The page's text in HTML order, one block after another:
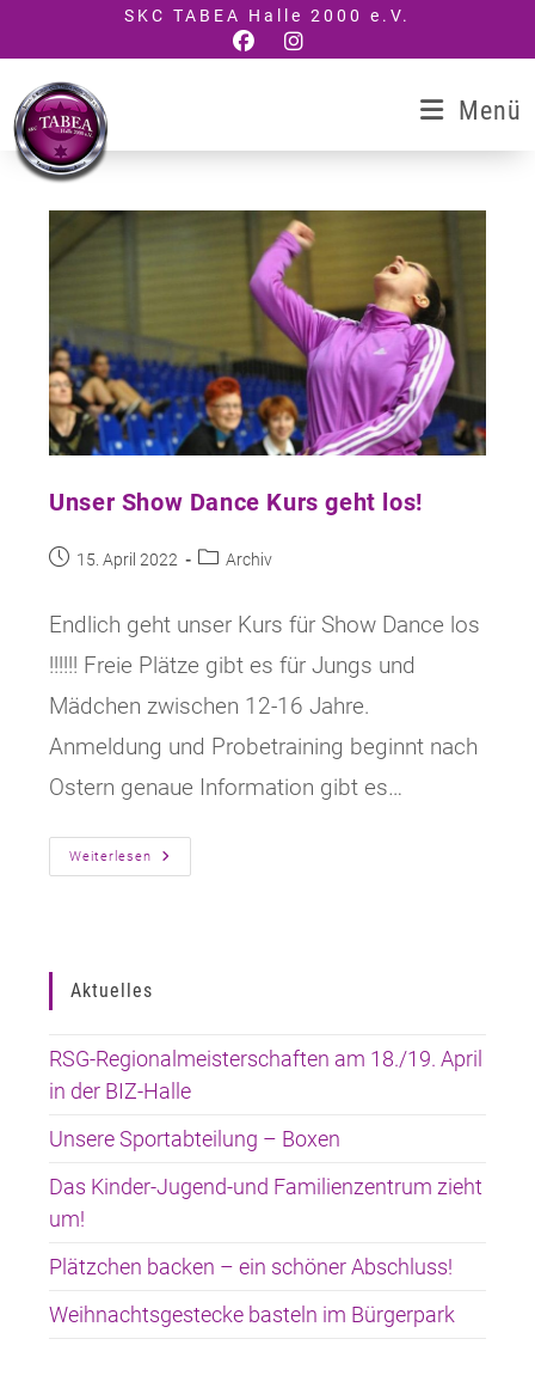
SKC TABEA Halle 2000 e.V.
Menü
Unser Show Dance Kurs geht los!
Beitrag15. April 2022
Beitrags-
Archiv
Endlich geht unser Kurs für Show Dance los
!!!!!! Freie Plätze gibt es für Jungs und
Mädchen zwischen 12-16 Jahre.
Anmeldung und Probetraining beginnt nach
Ostern genaue Information gibt es…
Weiterlesen
Unser
Show
Aktuelles
RSG-Regionalmeisterschaften am 18./19. April
in der BIZ-Halle
Unsere Sportabteilung – Boxen
Das Kinder-Jugend-und Familienzentrum zieht
um!
Plätzchen backen – ein schöner Abschluss!
Weihnachtsgestecke basteln im Bürgerpark